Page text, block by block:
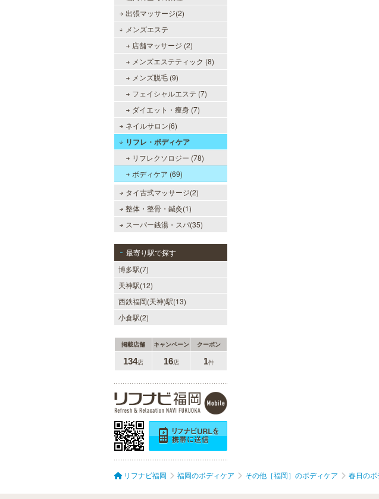
出張マッサージ(2)
メンズエステ
店舗マッサージ (2)
メンズエステティック (8)
メンズ脱毛 (9)
フェイシャルエステ (7)
ダイエット・痩身 (7)
ネイルサロン(6)
リフレ・ボディケア
リフレクソロジー (78)
ボディケア (69)
タイ古式マッサージ(2)
整体・整骨・鍼灸(1)
スーパー銭湯・スパ(35)
最寄り駅で探す
博多駅(7)
天神駅(12)
西鉄福岡(天神)駅(13)
小倉駅(2)
掲載店舗 キャンペーン クーポン
134店 16店 1件
リフナビ福岡 福岡のボディケア その他［福岡］のボディケア 春日の